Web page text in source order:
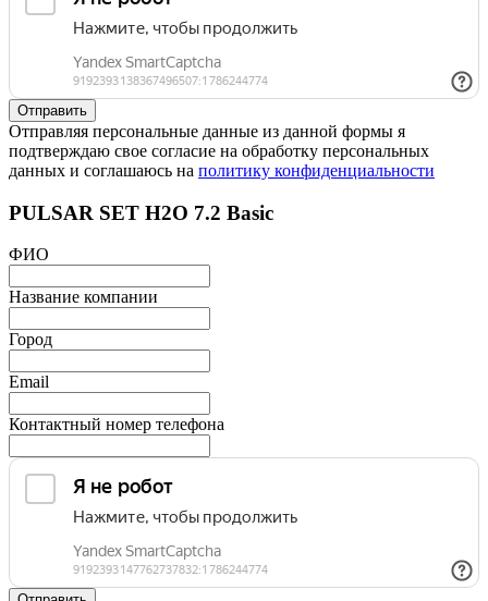
Отправляя персональные данные из данной формы я
подтверждаю свое согласие на обработку персональных
данных и соглашаюсь на политику конфиденциальности
PULSAR SET H2O 7.2 Basic
ФИО
Название компании
Город
Email
Контактный номер телефона